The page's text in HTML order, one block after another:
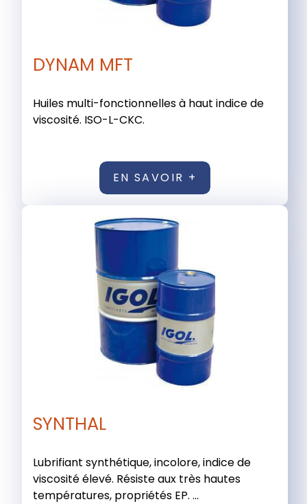
DYNAM MFT
Huiles multi-fonctionnelles à haut indice de
viscosité. ISO-L-CKC.
EN SAVOIR +
SYNTHAL
Lubrifiant synthétique, incolore, indice de
viscosité élevé. Résiste aux très hautes
températures, propriétés EP. ...